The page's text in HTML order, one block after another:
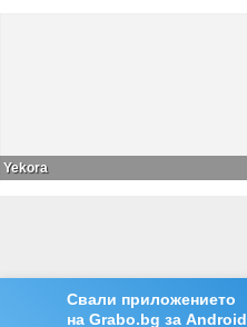
Свали приложението
на Grabo.bg за Android
Yekora